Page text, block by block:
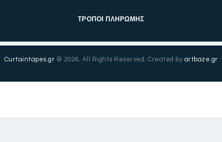
ΤΡΟΠΟΙ ΠΛΗΡΩΜΗΣ
Curtaintapes.gr © 2026. All Rights Reserved. Created by artbaze.gr